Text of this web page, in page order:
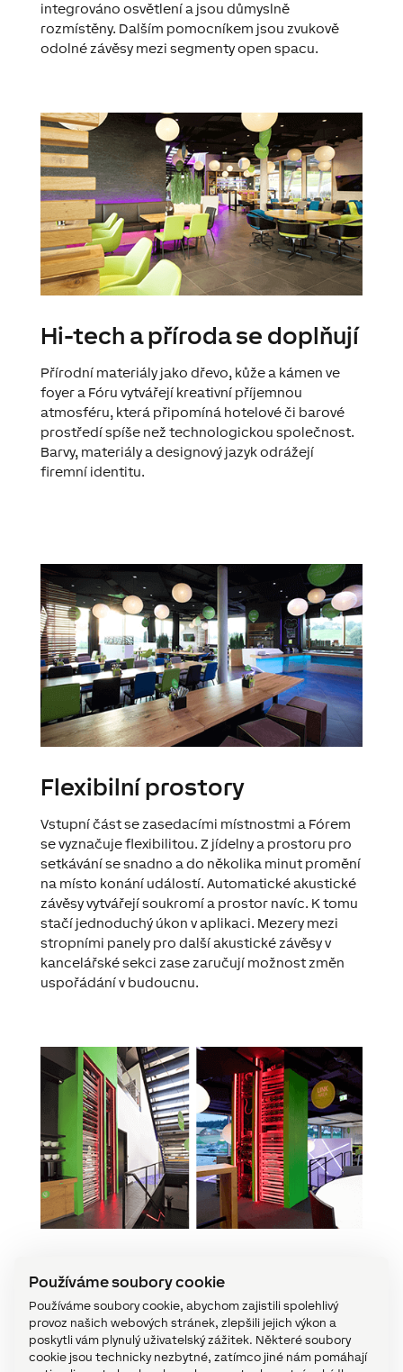
Používáme soubory cookie
Používáme soubory cookie, abychom zajistili spolehlivý
provoz našich webových stránek, zlepšili jejich výkon a
poskytli vám plynulý uživatelský zážitek. Některé soubory
cookie jsou technicky nezbytné, zatímco jiné nám pomáhají
integrováno osvětlení a jsou důmyslně
rozmístěny. Dalším pomocníkem jsou zvukově
odolné závěsy mezi segmenty open spacu.
Hi-tech a příroda se doplňují
Přírodní materiály jako dřevo, kůže a kámen ve
foyer a Fóru vytvářejí kreativní příjemnou
atmosféru, která připomíná hotelové či barové
prostředí spíše než technologickou společnost.
Barvy, materiály a designový jazyk odrážejí
firemní identitu.
Flexibilní prostory
Vstupní část se zasedacími místnostmi a Fórem
se vyznačuje flexibilitou. Z jídelny a prostoru pro
setkávání se snadno a do několika minut promění
na místo konání událostí. Automatické akustické
závěsy vytvářejí soukromí a prostor navíc. K tomu
stačí jednoduchý úkon v aplikaci. Mezery mezi
stropními panely pro další akustické závěsy v
kancelářské sekci zase zaručují možnost změn
uspořádání v budoucnu.
Zelená věž
Páteří Basecampu je tzv. Zelená věž. Zde je
veškerý hardware společnosti Loxone s
Miniserverem jako mozkem nepřehlédnutelný pro
všechny. Stejně jako u nervové soustavy v lidském